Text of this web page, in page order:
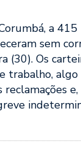
a
sem
(30). Os
trabalho,
reclamações